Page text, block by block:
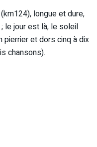
longue et dure,
le jour est là, le soleil
pierrier et dors cinq à dix
chansons).